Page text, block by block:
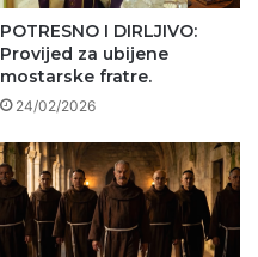
POTRESNO I DIRLJIVO:
Provijed za ubijene
mostarske fratre.
24/02/2026